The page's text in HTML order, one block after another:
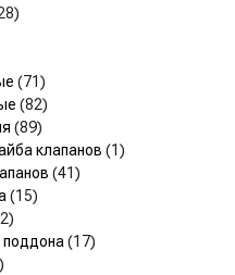
(71)
(82)
(89)
клапанов (1)
(41)
(15)
поддона (17)